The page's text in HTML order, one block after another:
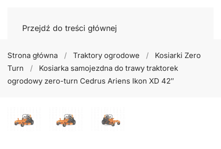
Przejdź do treści głównej
Strona główna Traktory ogrodowe
Kosiarki Zero
Turn
Kosiarka samojezdna do trawy traktorek
ogrodowy zero-turn Cedrus Ariens Ikon XD 42″